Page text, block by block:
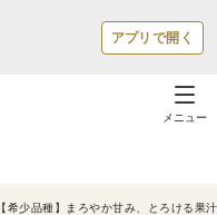
アプリで開く
メニュー
【希少品種】まろやか甘み、とろける